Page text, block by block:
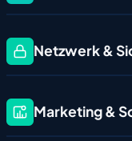
Netzwerk &
Marketing &